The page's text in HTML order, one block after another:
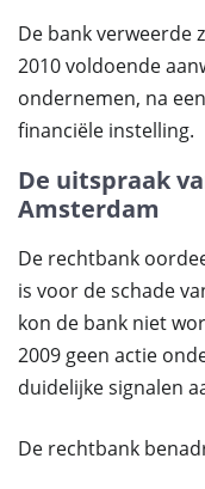
De bank verweerde
2010 voldoende
ondernemen, na
financiële instelling.
De uitspraak
Amsterdam
De rechtbank
is voor de schade
kon de bank niet
2009 geen actie
duidelijke signalen
De rechtbank